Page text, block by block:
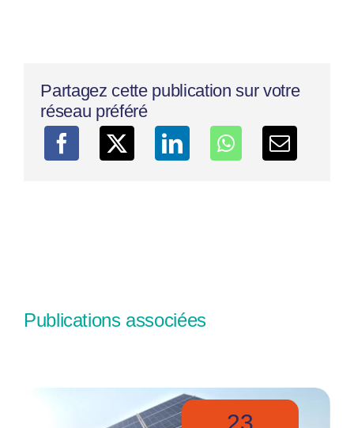
Partagez cette publication sur votre
réseau préféré
Publications associées
23